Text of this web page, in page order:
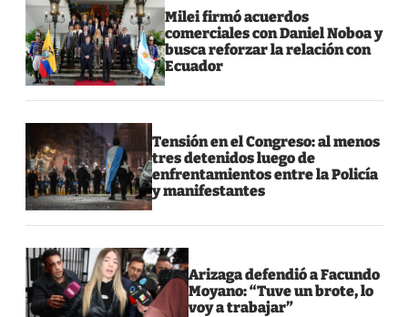
Milei firmó acuerdos
comerciales con Daniel Noboa y
busca reforzar la relación con
Ecuador
Tensión en el Congreso: al menos
tres detenidos luego de
enfrentamientos entre la Policía
y manifestantes
Arizaga defendió a Facundo
Moyano: “Tuve un brote, lo
voy a trabajar”